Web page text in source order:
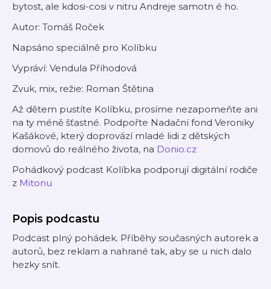
bytost, ale kdosi-cosi v nitru Andreje samotn é ho.
Autor: Tomáš Roček
Napsáno speciálně pro Kolíbku
Vypráví: Vendula Příhodová
Zvuk, mix, režie: Roman Štětina
Až dětem pustíte Kolíbku, prosíme nezapomeňte ani
na ty méně šťastné. Podpořte Nadační fond Veroniky
Kašákové, který doprovází mladé lidi z dětských
domovů do reálného života, na Donio.cz
Pohádkový podcast Kolíbka podporují digitální rodiče
z Mitonu
Popis podcastu
Podcast plný pohádek. Příběhy současných autorek a
autorů, bez reklam a nahrané tak, aby se u nich dalo
hezky snít.